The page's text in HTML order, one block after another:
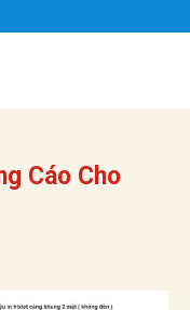
Cáo Cho